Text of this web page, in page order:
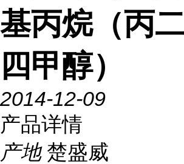
基丙烷（丙
四甲醇）
2014-12-09
产品详情
产地 楚盛威